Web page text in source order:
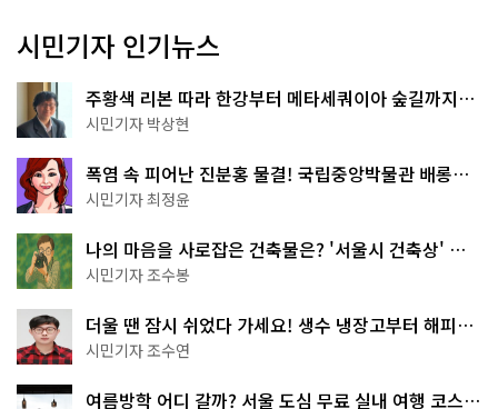
시민기자 인기뉴스
주황색 리본 따라 한강부터 메타세쿼이아 숲길까지…
서울둘레길 15코스
시민기자 박상현
폭염 속 피어난 진분홍 물결! 국립중앙박물관 배롱나
무 명소
시민기자 최정윤
나의 마음을 사로잡은 건축물은? '서울시 건축상' 수
상작 공개!
시민기자 조수봉
더울 땐 잠시 쉬었다 가세요! 생수 냉장고부터 해피소
·무더위쉼터까지
시민기자 조수연
여름방학 어디 갈까? 서울 도심 무료 실내 여행 코스